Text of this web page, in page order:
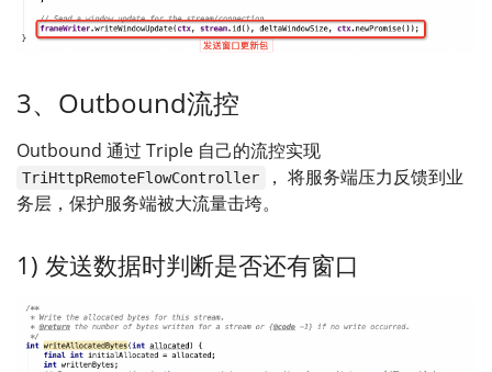
3、Outbound流控
Outbound 通过 Triple 自己的流控实现
TriHttpRemoteFlowController
， 将服务端压力反馈到业
务层，保护服务端被大流量击垮。
1) 发送数据时判断是否还有窗口